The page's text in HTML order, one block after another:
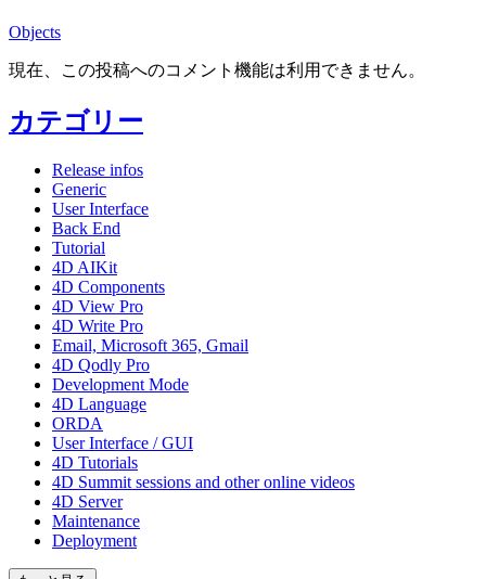
Objects
現在、この投稿へのコメント機能は利用できません。
カテゴリー
Release infos
Generic
User Interface
Back End
Tutorial
4D AIKit
4D Components
4D View Pro
4D Write Pro
Email, Microsoft 365, Gmail
4D Qodly Pro
Development Mode
4D Language
ORDA
User Interface / GUI
4D Tutorials
4D Summit sessions and other online videos
4D Server
Maintenance
Deployment